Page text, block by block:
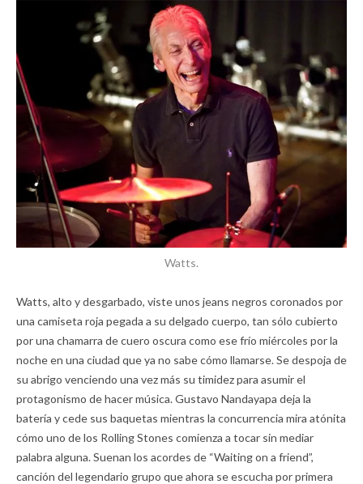
Watts.
Watts, alto y desgarbado, viste unos jeans negros coronados por
una camiseta roja pegada a su delgado cuerpo, tan sólo cubierto
por una chamarra de cuero oscura como ese frío miércoles por la
noche en una ciudad que ya no sabe cómo llamarse. Se despoja de
su abrigo venciendo una vez más su timidez para asumir el
protagonismo de hacer música. Gustavo Nandayapa deja la
batería y cede sus baquetas mientras la concurrencia mira atónita
cómo uno de los Rolling Stones comienza a tocar sin mediar
palabra alguna. Suenan los acordes de “Waiting on a friend”,
canción del legendario grupo que ahora se escucha por primera